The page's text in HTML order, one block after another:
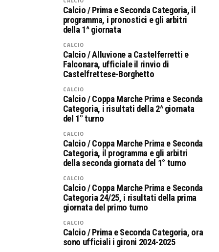
Calcio / Prima e Seconda Categoria, il
programma, i pronostici e gli arbitri
della 1^ giornata
CALCIO
Calcio / Alluvione a Castelferretti e
Falconara, ufficiale il rinvio di
Castelfrettese-Borghetto
CALCIO
Calcio / Coppa Marche Prima e Seconda
Categoria, i risultati della 2^ giornata
del 1° turno
CALCIO
Calcio / Coppa Marche Prima e Seconda
Categoria, il programma e gli arbitri
della seconda giornata del 1° turno
CALCIO
Calcio / Coppa Marche Prima e Seconda
Categoria 24/25, i risultati della prima
giornata del primo turno
CALCIO
Calcio / Prima e Seconda Categoria, ora
sono ufficiali i gironi 2024-2025